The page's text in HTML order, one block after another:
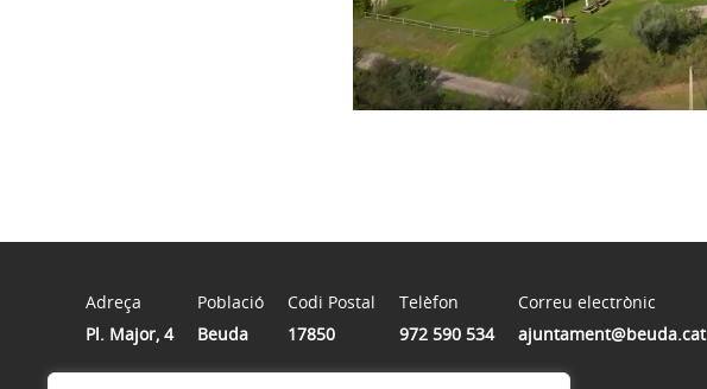
Adreça
Pl. Major, 4
Població
Beuda
Codi Postal
17850
Telèfon
972 590 534
Correu electrònic
ajuntament@beuda.cat